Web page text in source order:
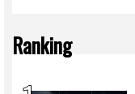
Ranking